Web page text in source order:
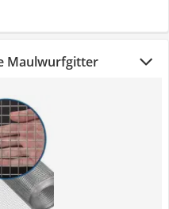
Maulwurfgitter